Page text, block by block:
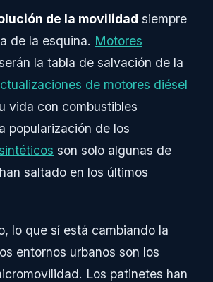
de la movilidad siempre
de la esquina. Motores
la tabla de salvación de la
de motores diésel
vida con combustibles
popularización de los
son solo algunas de
saltado en los últimos
lo que sí está cambiando la
entornos urbanos son los
Los patinetes han